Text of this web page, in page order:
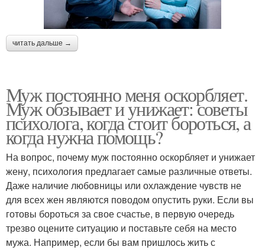
читать дальше →
Муж постоянно меня оскорбляет.
Муж обзывает и унижает: советы
психолога, когда стоит бороться, а
когда нужна помощь?
На вопрос, почему муж постоянно оскорбляет и унижает
жену, психология предлагает самые различные ответы.
Даже наличие любовницы или охлаждение чувств не
для всех жен являются поводом опустить руки. Если вы
готовы бороться за свое счастье, в первую очередь
трезво оцените ситуацию и поставьте себя на место
мужа. Например, если бы вам пришлось жить с